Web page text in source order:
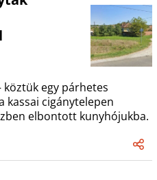
köztük egy párhetes
kassai cigánytelepen
elbontott kunyhójukba.